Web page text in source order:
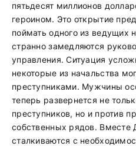
пятьдесят миллионов
героином. Это открытие
поймать одного из ведущих
странно замедляются
управления. Ситуация
некоторые из начальства
преступниками. Мужчины
теперь развернется не
преступников, но и против
собственных рядов. Вместе
сталкиваются с